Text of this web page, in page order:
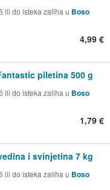
ili do isteka zaliha u Boso
4,99 €
piletina 500 g
ili do isteka zaliha u Boso
1,79 €
i svinjetina 7 kg
ili do isteka zaliha u Boso